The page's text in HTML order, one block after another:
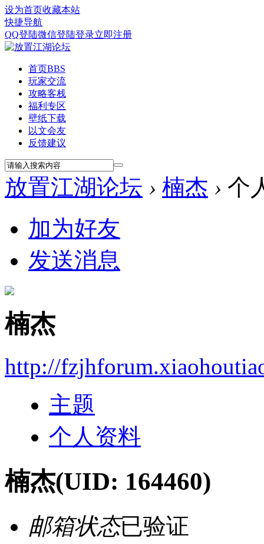
设为首页收藏本站
快捷导航
QQ登陆微信登陆登录立即注册
首页BBS
玩家交流
攻略客栈
福利专区
壁纸下载
以文会友
反馈建议
放置江湖论坛 › 楠杰 › 个
加为好友
发送消息
楠杰
http://
主题
个人资料
楠杰(UID: 164460)
邮箱状态已验证